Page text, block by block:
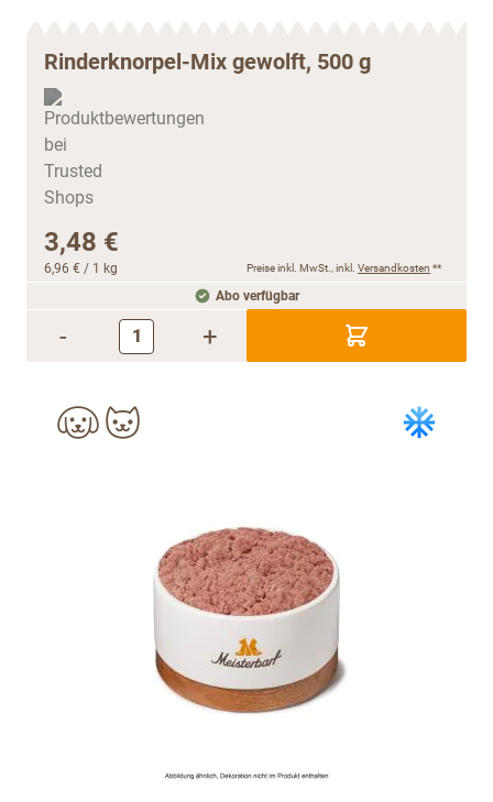
Rinderknorpel-Mix gewolft, 500 g
3,48 €
6,96 € / 1 kg Preise inkl. MwSt., inkl. Versandkosten **
Abo verfügbar
- +